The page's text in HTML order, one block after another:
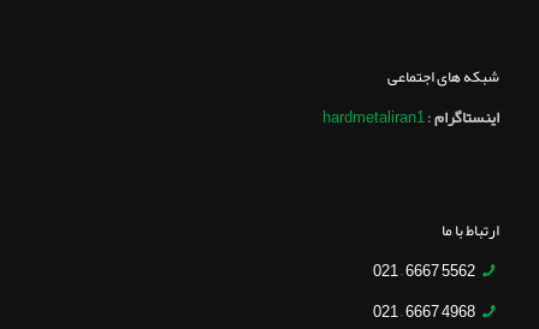
شبکه های اجتماعی
اینستاگرام:
hardmetaliran1
ارتباط با ما
5562 6667 – 021
4968 6667 – 021